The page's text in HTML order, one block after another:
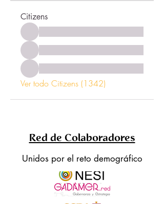
Citizens
Ver todo Citizens (1342)
Red de Colaboradores
Unidos por el reto demográfico